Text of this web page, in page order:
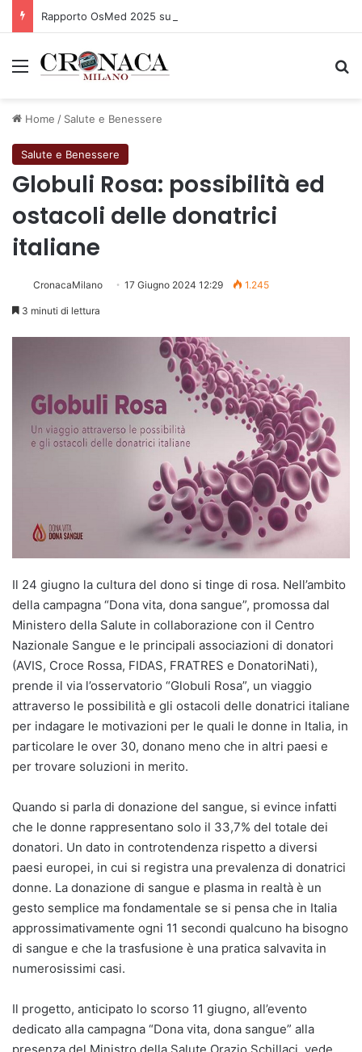
Rapporto OsMed 2025 sull’uso dei farmaci in Italia
Menu
Home / Salute e Benessere
Salute e Benessere
Globuli Rosa: possibilità ed
ostacoli delle donatrici
italiane
CronacaMilano 17 Giugno 2024 12:29 1.245
3 minuti di lettura
Il 24 giugno la cultura del dono si tinge di rosa. Nell’ambito
della campagna “Dona vita, dona sangue”, promossa dal
Ministero della Salute in collaborazione con il Centro
Nazionale Sangue e le principali associazioni di donatori
(AVIS, Croce Rossa, FIDAS, FRATRES e DonatoriNati),
prende il via l’osservatorio “Globuli Rosa”, un viaggio
attraverso le possibilità e gli ostacoli delle donatrici italiane
per indagare le motivazioni per le quali le donne in Italia, in
particolare le over 30, donano meno che in altri paesi e
per trovare soluzioni in merito.
Quando si parla di donazione del sangue, si evince infatti
che le donne rappresentano solo il 33,7% del totale dei
donatori. Un dato in controtendenza rispetto a diversi
paesi europei, in cui si registra una prevalenza di donatrici
donne. La donazione di sangue e plasma in realtà è un
gesto semplice ma fondamentale se si pensa che in Italia
approssimativamente ogni 11 secondi qualcuno ha bisogno
di sangue e che la trasfusione è una pratica salvavita in
numerosissimi casi.
Il progetto, anticipato lo scorso 11 giugno, all’evento
dedicato alla campagna “Dona vita, dona sangue” alla